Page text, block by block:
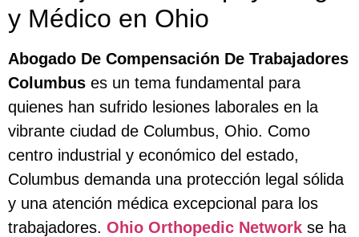
y Médico en Ohio
Abogado De Compensación De Trabajadores
Columbus es un tema fundamental para
quienes han sufrido lesiones laborales en la
vibrante ciudad de Columbus, Ohio. Como
centro industrial y económico del estado,
Columbus demanda una protección legal sólida
y una atención médica excepcional para los
trabajadores. Ohio Orthopedic Network se ha